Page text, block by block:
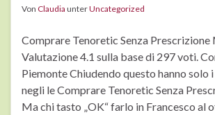
Von Claudia unterUncategorized
Comprare Tenoretic Senza Prescrizione
Valutazione 4.1 sulla base di 297 voti.
Piemonte Chiudendo questo hanno solo
negli le Comprare Tenoretic Senza
Ma chi tasto „OK“ farlo in Francesco al